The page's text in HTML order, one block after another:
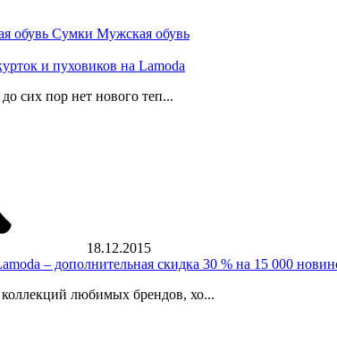
обувь Сумки Мужская обувь
и пуховиков на Lamoda
сих пор нет нового теп...
18.12.2015
– дополнительная скидка 30 % на 15 000
любимых брендов, хо...